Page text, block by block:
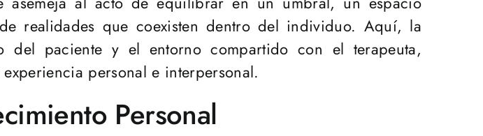
realidades que coexisten dentro del individuo. Aquí, la
paciente y el entorno compartido con el terapeuta,
personal e interpersonal.
Personal